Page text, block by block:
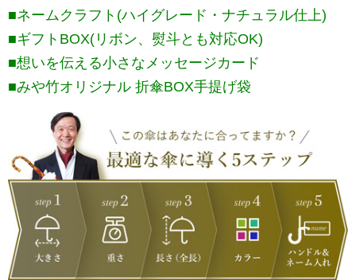
■ネームクラフト(ハイグレード・ナチュラル仕上)
■ギフトBOX(リボン、熨斗とも対応OK)
■想いを伝える小さなメッセージカード
■みや竹オリジナル 折傘BOX手提げ袋